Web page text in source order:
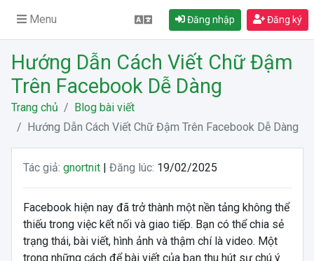
Menu Đăng nhập Đăng ký
Hướng Dẫn Cách Viết Chữ Đậm
Trên Facebook Dễ Dàng
Trang chủ
Blog bài viết
Hướng Dẫn Cách Viết Chữ Đậm Trên Facebook Dễ Dàng
Tác giả: gnortnit| Đăng lúc: 19/02/2025
Facebook hiện nay đã trở thành một nền tảng không thể
thiếu trong việc kết nối và giao tiếp. Bạn có thể chia sẻ
trạng thái, bài viết, hình ảnh và thậm chí là video. Một
trong những cách để bài viết của bạn thu hút sự chú ý